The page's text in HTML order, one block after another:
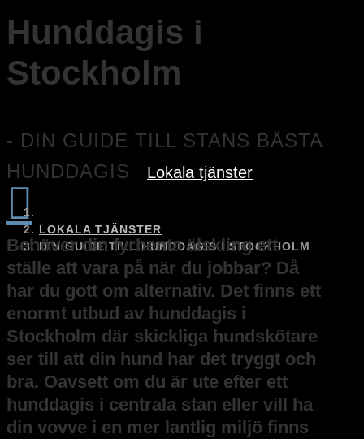
Hunddagis i
Stockholm
- DIN GUIDE TILL STANS BÄSTA
HUNDDAGIS
Lokala tjänster

LOKALA TJÄNSTER
DIN GUIDE TILL HUNDDAGIS I STOCKHOLM
Behöver din fyrbenta älskling ett
ställe att vara på när du jobbar? Då
har du gott om alternativ. Det finns ett
enormt utbud av hunddagis i
Stockholm där skickliga hundskötare
ser till att din hund har det tryggt och
bra. Oavsett om du är ute efter ett
hunddagis i centrala stan eller vill ha
din vovve i en mer lantlig miljö finns